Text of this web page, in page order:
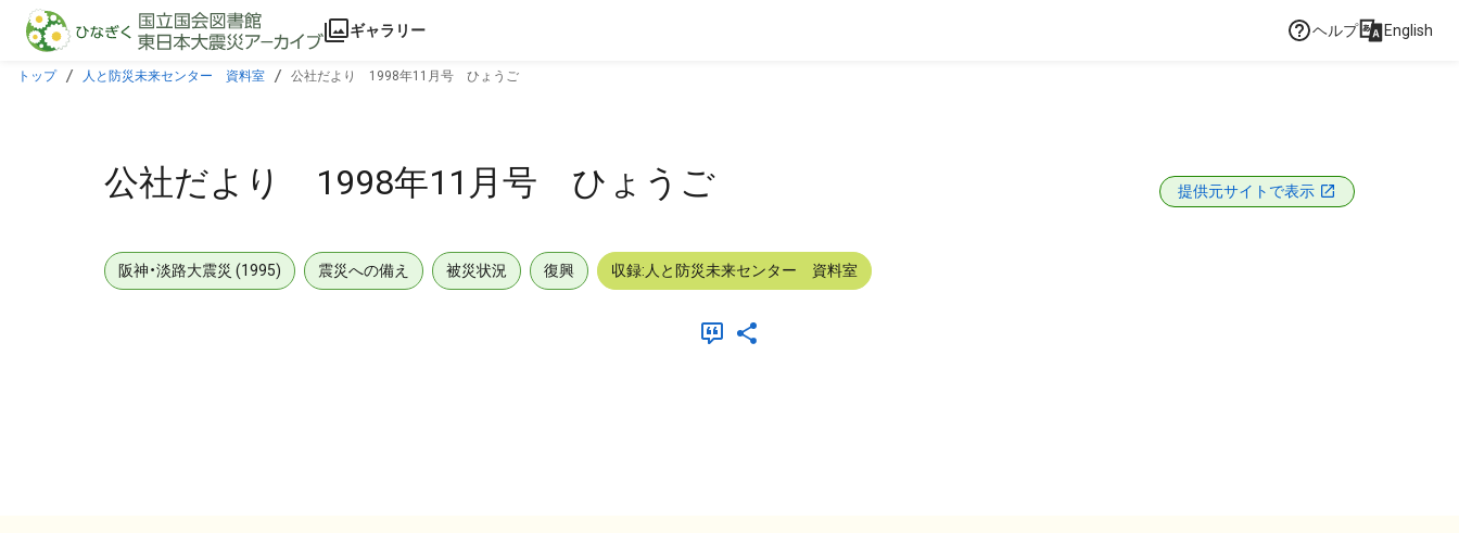
本文に飛ぶ
ギャラリー ヘルプ English
トップ 人と防災未来センター 資料室 公社だより 1998年11月号 ひょうご
公社だより 1998年11月号 ひょうご 提供元サイトで表示
阪神・淡路大震災 (1995) 震災への備え 被災状況 復興 収録:人と防災未来センター 資料室